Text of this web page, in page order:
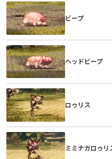
ビープ
ヘッドビープ
ロゥリス
ミミナガロゥリ